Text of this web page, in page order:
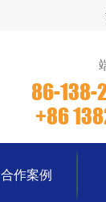
86-138-
+86
合作案例